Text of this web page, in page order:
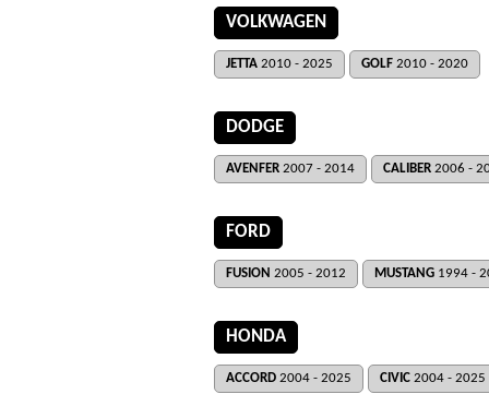
VOLKWAGEN
JETTA 2010 - 2025 GOLF 2010 - 2020
DODGE
AVENFER 2007 - 2014 CALIBER 2006 -
FORD
FUSION 2005 - 2012 MUSTANG 1994 -
HONDA
ACCORD 2004 - 2025 CIVIC 2004 - 2025